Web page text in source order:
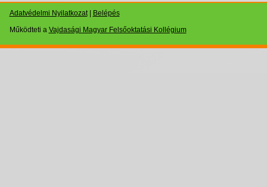
Adatvédelmi Nyilatkozat|
Belépés
Működteti a Vajdasági Magyar Felsőoktatási Kollégium